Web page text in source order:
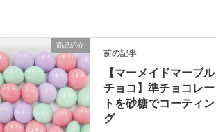
商品紹介
前の記事
【マーメイドマーブル
チョコ】準チョコレー
トを砂糖でコーティン
グ